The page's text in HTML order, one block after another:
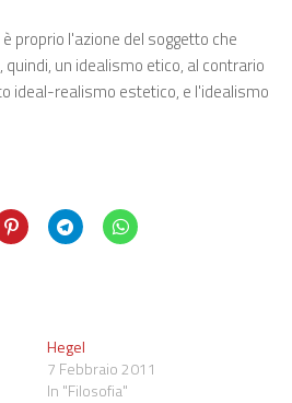
proprio l'azione del soggetto che
un idealismo etico, al contrario
ideal-realismo estetico, e l'idealismo
Hegel
7 Febbraio 2011
In "Filosofia"